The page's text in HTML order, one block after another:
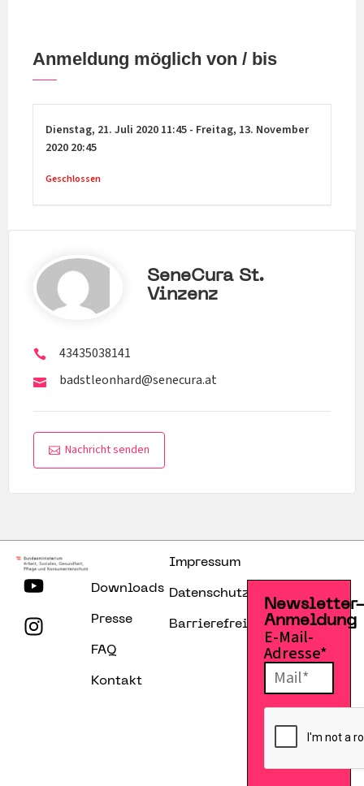
Anmeldung möglich von / bis
Dienstag, 21. Juli 2020 11:45 - Freitag, 13. November
2020 20:45
Geschlossen
SeneCura St.
Vinzenz
43435038141
badstleonhard@senecura.at
Nachricht senden
Downloads
Presse
FAQ
Kontakt
Impressum
Datenschutzerklärung
Barrierefreiheitserklärung
Anmeldung
E-Mail-
Adresse*